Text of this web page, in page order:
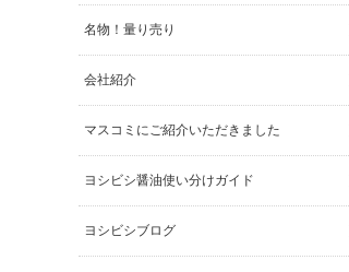
名物！量り売り
会社紹介
マスコミにご紹介いただきました
ヨシビシ醤油使い分けガイド
ヨシビシブログ